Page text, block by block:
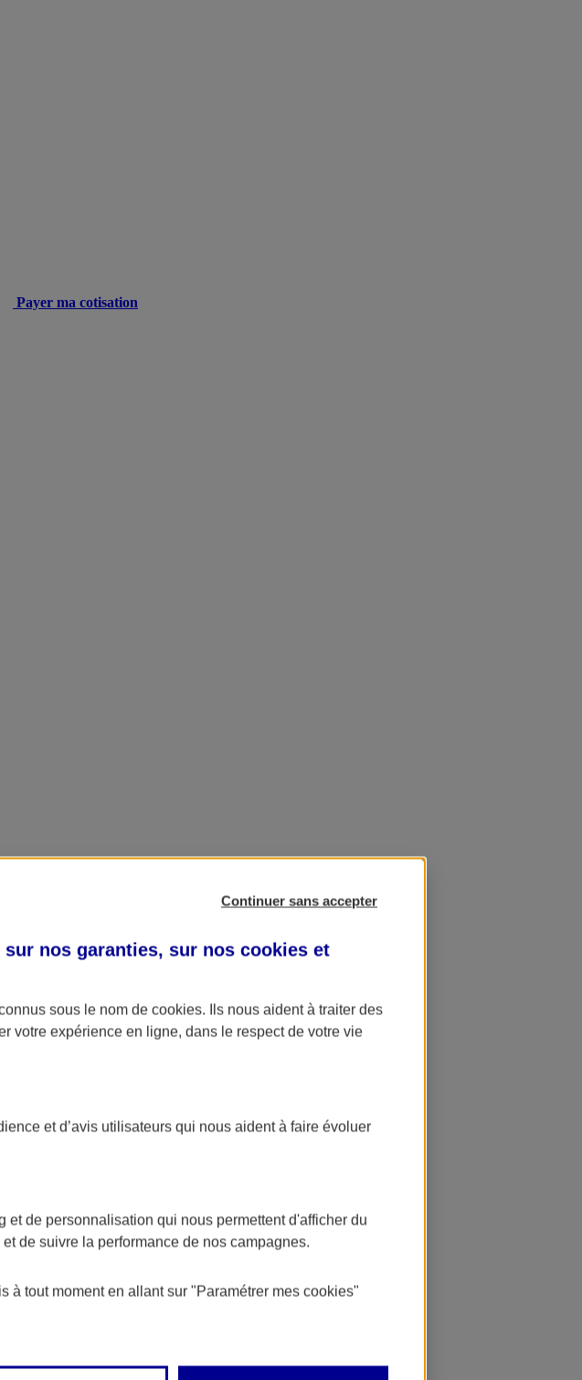
Payer ma cotisation
Continuer sans accepter
sur nos garanties, sur nos cookies et
sous le nom de cookies. Ils nous aident à traiter des
votre expérience en ligne, dans le respect de votre vie
et d’avis utilisateurs qui nous aident à faire évoluer
et de personnalisation qui nous permettent d'afficher du
de suivre la performance de nos campagnes.
à tout moment en allant sur "Paramétrer mes cookies"